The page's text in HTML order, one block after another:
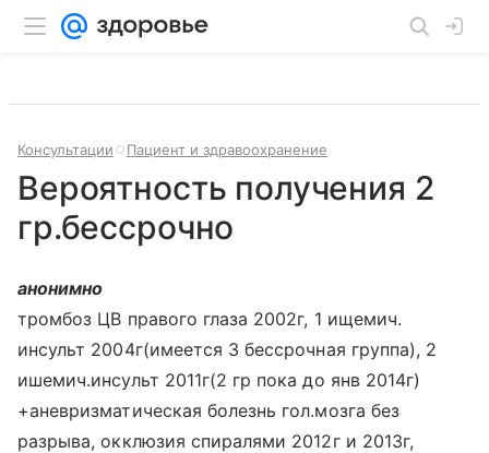
Консультации Пациент и здравоохранение
Вероятность получения 2
гр.бессрочно
анонимно
тромбоз ЦВ правого глаза 2002г, 1 ищемич.
инсульт 2004г(имеется 3 бессрочная группа), 2
ишемич.инсульт 2011г(2 гр пока до янв 2014г)
+аневризматическая болезнь гол.мозга без
разрыва, окклюзия спиралями 2012г и 2013г,